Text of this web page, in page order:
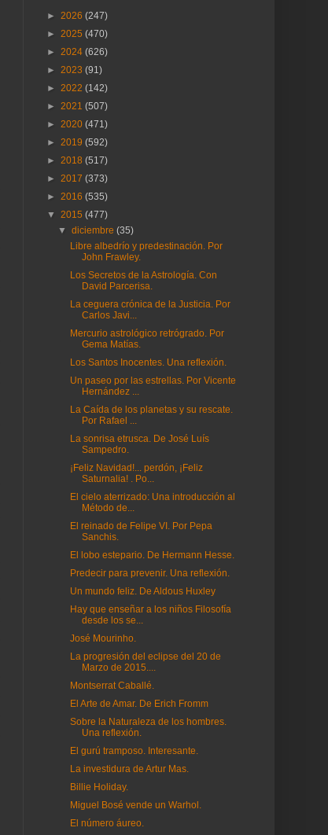
► 2026 (247)
► 2025 (470)
► 2024 (626)
► 2023 (91)
► 2022 (142)
► 2021 (507)
► 2020 (471)
► 2019 (592)
► 2018 (517)
► 2017 (373)
► 2016 (535)
▼ 2015 (477)
▼diciembre(35)
Libre albedrío y predestinación. Por
John Frawley.
Los Secretos de la Astrología. Con
David Parcerisa.
La ceguera crónica de la Justicia. Por
Carlos Javi...
Mercurio astrológico retrógrado. Por
Gema Matías.
Los Santos Inocentes. Una reflexión.
Un paseo por las estrellas. Por Vicente
Hernández ...
La Caída de los planetas y su rescate.
Por Rafael ...
La sonrisa etrusca. De José Luís
Sampedro.
¡Feliz Navidad!... perdón, ¡Feliz
Saturnalia! . Po...
El cielo aterrizado: Una introducción al
Método de...
El reinado de Felipe VI. Por Pepa
Sanchis.
El lobo estepario. De Hermann Hesse.
Predecir para prevenir. Una reflexión.
Un mundo feliz. De Aldous Huxley
Hay que enseñar a los niños Filosofía
desde los se...
José Mourinho.
La progresión del eclipse del 20 de
Marzo de 2015....
Montserrat Caballé.
El Arte de Amar. De Erich Fromm
Sobre la Naturaleza de los hombres.
Una reflexión.
El gurú tramposo. Interesante.
La investidura de Artur Mas.
Billie Holiday.
Miguel Bosé vende un Warhol.
El número áureo.